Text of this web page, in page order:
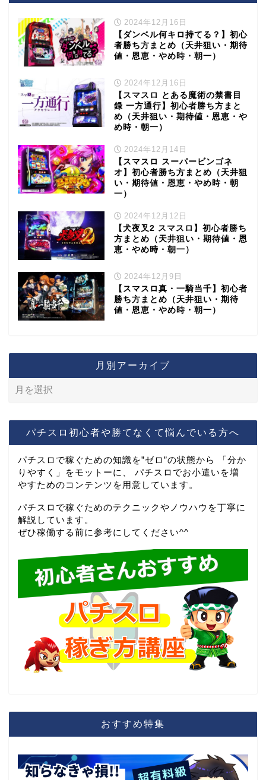
2024年12月16日
【ダンベル何キロ持てる？】初心
者勝ち方まとめ（天井狙い・期待
値・恩恵・やめ時・朝一）
2024年12月16日
【スマスロ とある魔術の禁書目
録 一方通行】初心者勝ち方まと
め（天井狙い・期待値・恩恵・や
め時・朝一）
2024年12月14日
【スマスロ スーパービンゴネ
オ】初心者勝ち方まとめ（天井狙
い・期待値・恩恵・やめ時・朝
一）
2024年12月12日
【犬夜叉2 スマスロ】初心者勝ち
方まとめ（天井狙い・期待値・恩
恵・やめ時・朝一）
2024年12月9日
【スマスロ真・一騎当千】初心者
勝ち方まとめ（天井狙い・期待
値・恩恵・やめ時・朝一）
月別アーカイブ
パチスロ初心者や勝てなくて悩んでいる方へ
パチスロで稼ぐための知識を”ゼロ”の状態から 「分か
りやすく」をモットーに、 パチスロでお小遣いを増
やすためのコンテンツを用意しています。
パチスロで稼ぐためのテクニックやノウハウを丁寧に
解説しています。
ぜひ稼働する前に参考にしてください^^
おすすめ特集